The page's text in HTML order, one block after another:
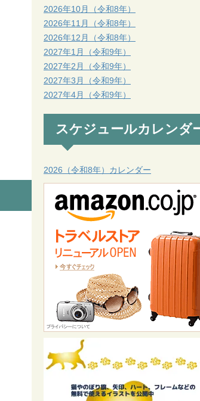
2026年10月（令和8年）
2026年11月（令和8年）
2026年12月（令和8年）
2027年1月（令和9年）
2027年2月（令和9年）
2027年3月（令和9年）
2027年4月（令和9年）
スケジュールカレンダ
2026（令和8年）カレンダー